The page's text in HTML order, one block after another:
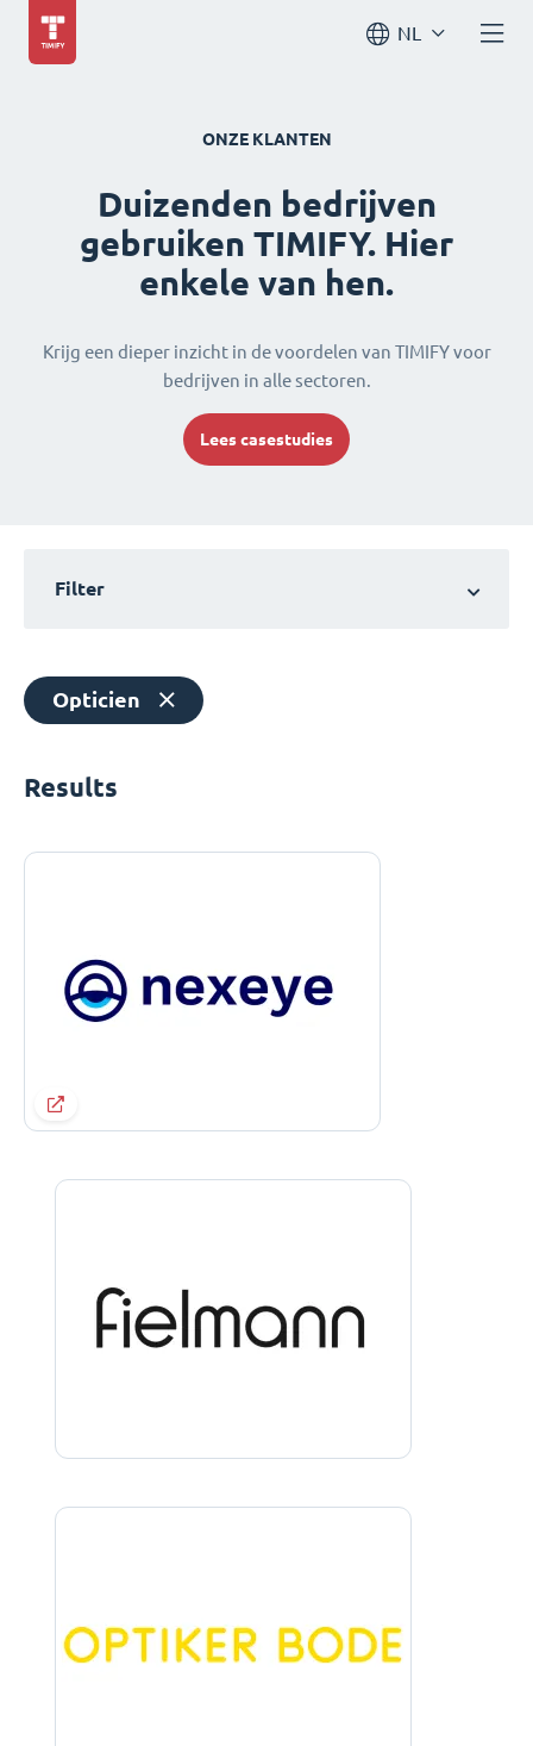
NL
ONZE KLANTEN
Duizenden bedrijven
gebruiken TIMIFY. Hier
enkele van hen.
Krijg een dieper inzicht in de voordelen van TIMIFY voor
bedrijven in alle sectoren.
Lees casestudies
Filter
Opticien
Results